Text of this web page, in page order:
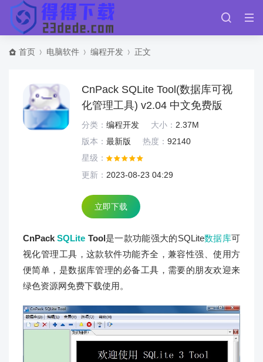
首页 电脑软件 编程开发 正文
CnPack SQLite Tool(数据库可视
化管理工具) v2.04 中文免费版
分类： 编程开发 大小： 2.37M
版本： 最新版 热度： 92140
星级：
更新： 2023-08-23 04:29
立即下载
CnPackSQLite Tool是一款功能强大的SQLite数据库可
视化管理工具，这款软件功能齐全，兼容性强、使用方
便简单，是数据库管理的必备工具，需要的朋友欢迎来
绿色资源网免费下载使用。